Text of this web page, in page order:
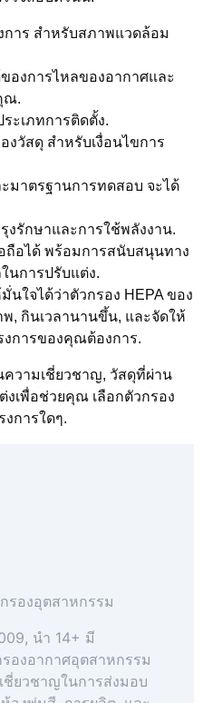
การ สำหรับสภาพแวดล้อม
องการไหลของอากาศและ
ณ.
ะเภทการติดตั้ง.
งวัสดุ สำหรับเงื่อนไขการ
มาตรฐานการทดสอบ จะได้
งรักษาและการใช้พลังงาน.
ถือได้ พร้อมการสนับสนุนทาง
นการปรับแต่ง.
ใจได้ว่าตัวกรอง HEPA ของ
, กินเวลานานขึ้น, และจัดให้
การของคุณต้องการ.
ความเชี่ยวชาญ, วัสดุที่ผ่าน
งเพื่อช่วยคุณ เลือกตัวกรอง
การใดๆ.
รองอุตสาหกรรม
นำ 14+ มี
องอากาศอุตสาหกรรม
ยวชาญในการส่งมอบ